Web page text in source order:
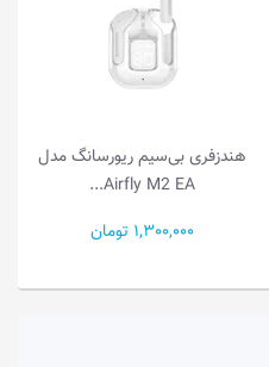
هندزفری بی‌سیم ریورسانگ مدل
Airfly M2 EA...
1,300,000 تومان